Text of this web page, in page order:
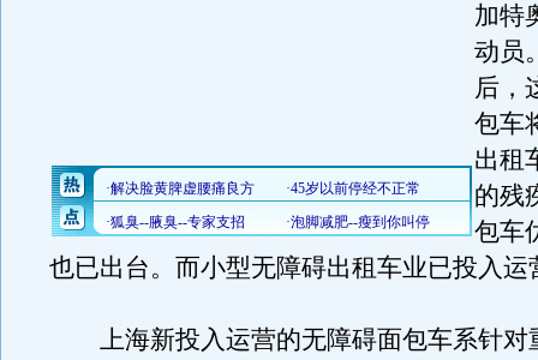
加特
动员
后，
包车
出租
的残
包车
也已出台。而小型无障碍出租车业已投入运
上海新投入运营的无障碍面包车系针对